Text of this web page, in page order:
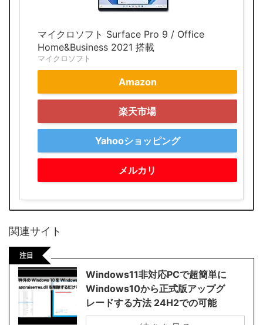
マイクロソフト Surface Pro 9 / Office
Home&Business 2021 搭載
マイクロソフト
Amazon
楽天市場
Yahooショッピング
メルカリ
関連サイト
注目
Windows11非対応PCで超簡単に
Windows10から正式版アップグ
レードする方法 24H2での可能